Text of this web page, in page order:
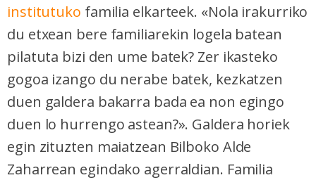
institutuko familia elkarteek. «Nola irakurriko
du etxean bere familiarekin logela batean
pilatuta bizi den ume batek? Zer ikasteko
gogoa izango du nerabe batek, kezkatzen
duen galdera bakarra bada ea non egingo
duen lo hurrengo astean?». Galdera horiek
egin zituzten maiatzean Bilboko Alde
Zaharrean egindako agerraldian. Familia